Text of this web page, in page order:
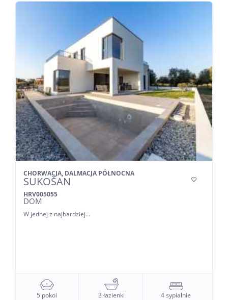
CHORWACJA, DALMACJA PÓŁNOCNA
SUKOŠAN
HRV005055
DOM

W jednej z najbardziej...
5 pokoi 3 łazienki 4 sypialnie